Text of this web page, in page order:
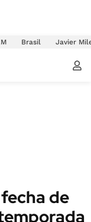
Brasil Javier
de